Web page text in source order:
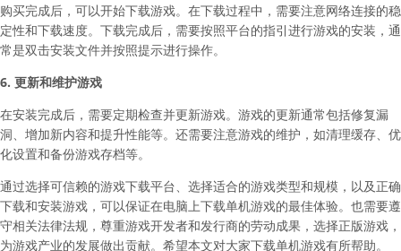
购买完成后，可以开始下载游戏。在下载过程中，需要注意网络连接的稳
定性和下载速度。下载完成后，需要按照平台的指引进行游戏的安装，通
常是双击安装文件并按照提示进行操作。
6. 更新和维护游戏
在安装完成后，需要定期检查并更新游戏。游戏的更新通常包括修复漏
洞、增加新内容和提升性能等。还需要注意游戏的维护，如清理缓存、优
化设置和备份游戏存档等。
通过选择可信赖的游戏下载平台、选择适合的游戏类型和规模，以及正确
下载和安装游戏，可以保证在电脑上下载单机游戏的最佳体验。也需要遵
守相关法律法规，尊重游戏开发者和发行商的劳动成果，选择正版游戏，
为游戏产业的发展做出贡献。希望本文对大家下载单机游戏有所帮助。